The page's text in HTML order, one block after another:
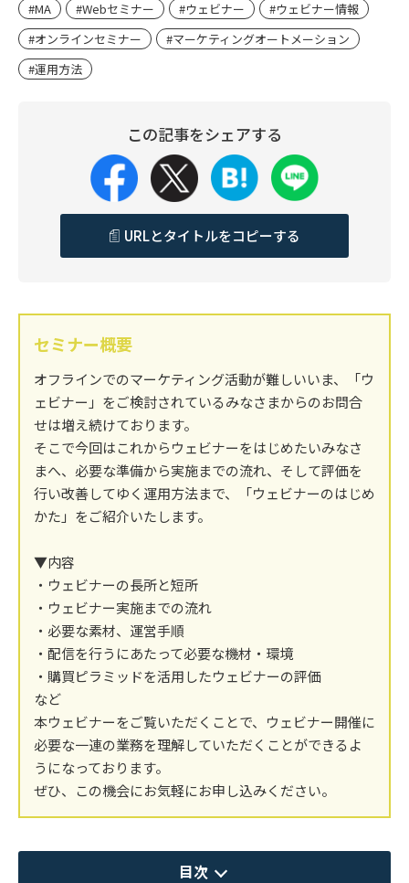
#MA #Webセミナー #ウェビナー
#ウェビナー情報
#オンラインセミナー
#マーケティングオートメーション
#運用方法
この記事をシェアする
URLとタイトルをコピーする
セミナー概要
オフラインでのマーケティング活動が難しいいま、「ウ
ェビナー」をご検討されているみなさまからのお問合
せは増え続けております。
そこで今回はこれからウェビナーをはじめたいみなさ
まへ、必要な準備から実施までの流れ、そして評価を
行い改善してゆく運用方法まで、「ウェビナーのはじめ
かた」をご紹介いたします。
▼内容
・ウェビナーの長所と短所
・ウェビナー実施までの流れ
・必要な素材、運営手順
・配信を行うにあたって必要な機材・環境
・購買ピラミッドを活用したウェビナーの評価
など
本ウェビナーをご覧いただくことで、ウェビナー開催に
必要な一連の業務を理解していただくことができるよ
うになっております。
ぜひ、この機会にお気軽にお申し込みください。
目次